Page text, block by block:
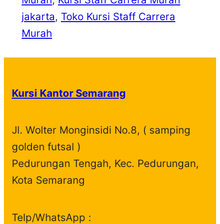
jakarta, Toko Kursi Staff Carrera
Murah
Kursi Kantor Semarang
Jl. Wolter Monginsidi No.8, ( samping
golden futsal )
Pedurungan Tengah, Kec. Pedurungan,
Kota Semarang
Telp/WhatsApp :